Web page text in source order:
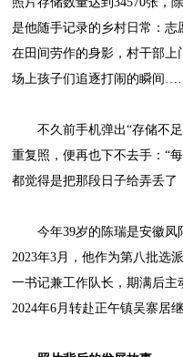
是他随手记录的乡村日常：
在田间劳作的身影，村干部
场上孩子们追逐打闹的瞬间
不久前手机弹出“存储不足
重复照，便再也下不去手：“
都觉得是把那段日子给弄丢了
今年39岁的陈瑞是安徽凤阳
2023年3月，他作为第八批选
一书记兼工作队长，期满后
2024年6月转赴正午镇吴寨居